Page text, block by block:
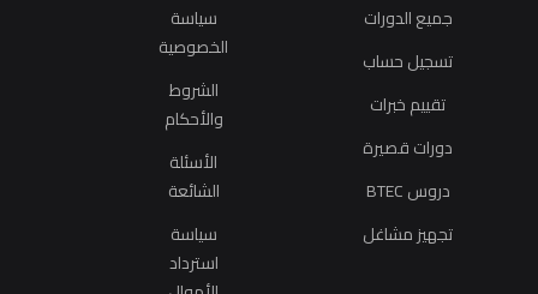
جميع الدورات
تسجيل حساب
تقييم خبرات
دورات قصيرة
دروس BTEC
تجهيز مشاغل
سياسة
الخصوصية
الشروط
والأحكام
الأسئلة
الشائعة
سياسة
استرداد